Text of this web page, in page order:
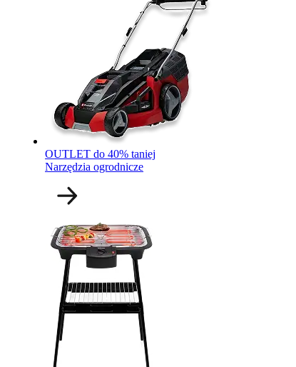
OUTLET do 40% taniej
Narzędzia ogrodnicze